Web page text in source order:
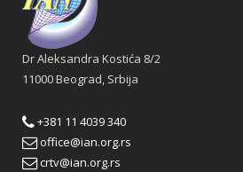
Dr Aleksandra Kostića 8/2
11000 Beograd, Srbija
+381 11 4039 340
office@ian.org.rs
crtv@ian.org.rs